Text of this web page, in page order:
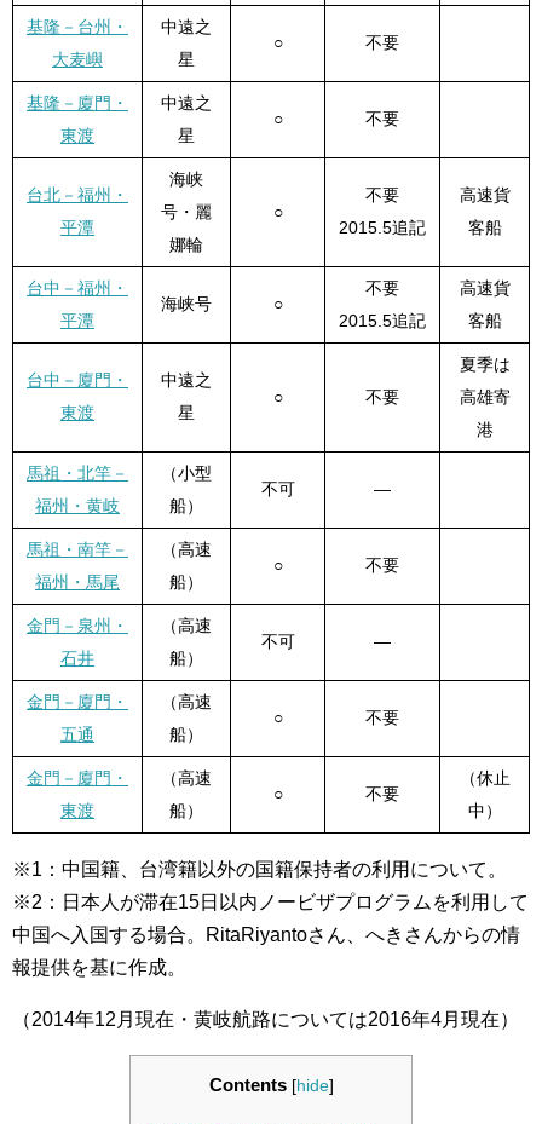
基隆－台州・
大麦嶼
中遠之
星
○ 不要
基隆－廈門・
東渡
中遠之
星
○ 不要
台北－福州・
平潭
海峡
号・麗
娜輪
○
不要
2015.5追記
高速貨
客船
台中－福州・
平潭
海峡号 ○
不要
2015.5追記
高速貨
客船
台中－廈門・
東渡
中遠之
星
○ 不要
夏季は
高雄寄
港
馬祖・北竿－
福州・黄岐
（小型
船）
不可 —
馬祖・南竿－
福州・馬尾
（高速
船）
○ 不要
金門－泉州・
石井
（高速
船）
不可 —
金門－廈門・
五通
（高速
船）
○ 不要
金門－廈門・
東渡
（高速
船）
○ 不要
（休止
中）
※1：中国籍、台湾籍以外の国籍保持者の利用について。
※2：日本人が滞在15日以内ノービザプログラムを利用して
中国へ入国する場合。RitaRiyantoさん、へきさんからの情
報提供を基に作成。
（2014年12月現在・黄岐航路については2016年4月現在）
Contents [hide]